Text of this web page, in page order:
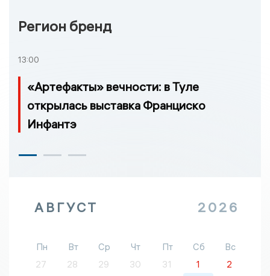
Регион бренд
13:00
«Артефакты» вечности: в Туле
открылась выставка Франциско
Инфантэ
АВГУСТ 2026
Пн Вт Ср Чт Пт Сб
Вс
27
28 29 30 31 1
2